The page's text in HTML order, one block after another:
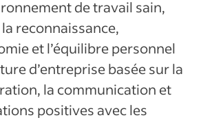
de travail sain,
reconnaissance,
et l’équilibre personnel
d’entreprise basée sur la
la communication et
positives avec les